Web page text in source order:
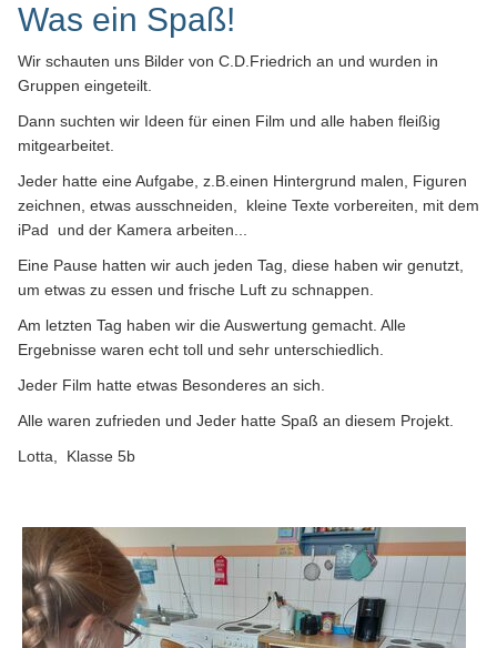
Was ein Spaß!
Wir schauten uns Bilder von C.D.Friedrich an und wurden in
Gruppen eingeteilt.
Dann suchten wir Ideen für einen Film und alle haben fleißig
mitgearbeitet.
Jeder hatte eine Aufgabe, z.B.einen Hintergrund malen, Figuren
zeichnen, etwas ausschneiden, kleine Texte vorbereiten, mit dem
iPad und der Kamera arbeiten...
Eine Pause hatten wir auch jeden Tag, diese haben wir genutzt,
um etwas zu essen und frische Luft zu schnappen.
Am letzten Tag haben wir die Auswertung gemacht. Alle
Ergebnisse waren echt toll und sehr unterschiedlich.
Jeder Film hatte etwas Besonderes an sich.
Alle waren zufrieden und Jeder hatte Spaß an diesem Projekt.
Lotta, Klasse 5b